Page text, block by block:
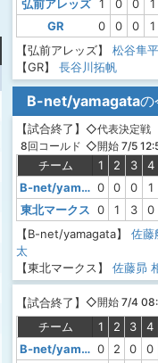
弘前アレッズ 1 0 0 1
GR
0 0 0 1
【弘前アレッズ】
松谷隼平
【GR】
長谷川拓帆
B-net/yamagataの
【試合終了】
8回コールド
◇代表決定戦
◇開始 7/5
チーム 1 2 3 4
B-net/yamagata 0 0 0 1
東北マークス 0 1 3 0
【B-net/yamagata】
佐藤
太
【東北マークス】
佐藤昴
【試合終了】 ◇開始 7/4
チーム
1 2 3 4
B-net/yamagata 0 2 0 0